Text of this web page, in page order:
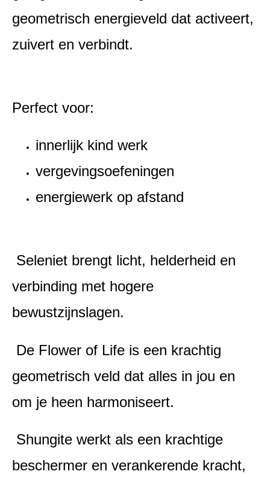
geometrisch energieveld dat activeert,
zuivert en verbindt.
Perfect voor:
innerlijk kind werk
vergevingsoefeningen
energiewerk op afstand
Seleniet brengt licht, helderheid en
verbinding met hogere
bewustzijnslagen.
De Flower of Life is een krachtig
geometrisch veld dat alles in jou en
om je heen harmoniseert.
Shungite werkt als een krachtige
beschermer en verankerende kracht,